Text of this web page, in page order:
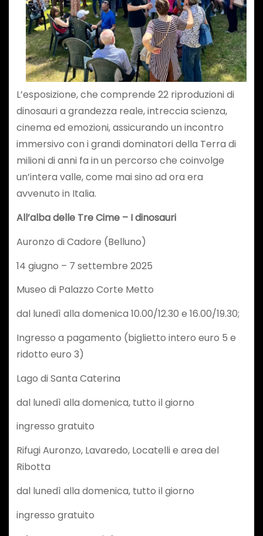
L’esposizione, che comprende 22 riproduzioni di
dinosauri a grandezza reale, intreccia scienza,
cinema ed emozioni, assicurando un incontro
immersivo con i grandi dominatori della Terra di
milioni di anni fa in un percorso che coinvolge
un’intera valle, come mai sino ad ora era
avvenuto in Italia.
All’alba delle Tre Cime – I dinosauri
Auronzo di Cadore (Belluno)
14 giugno – 7 settembre 2025
Museo di Palazzo Corte Metto
dal lunedì alla domenica 10.00/12.30 e 16.00/19.30;
Ingresso a pagamento (biglietto intero euro 5 e
ridotto euro 3)
Lago di Santa Caterina
dal lunedì alla domenica, tutto il giorno
ingresso gratuito
Rifugi Auronzo, Lavaredo, Locatelli e area del
Ribotta
dal lunedì alla domenica, tutto il giorno
ingresso gratuito